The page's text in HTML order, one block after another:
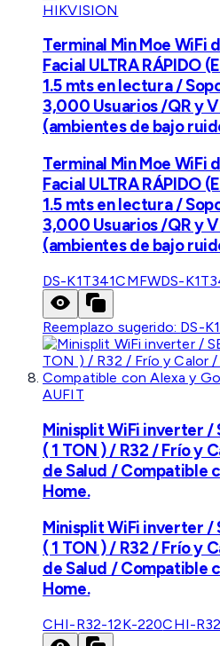
HIKVISION
Terminal Min Moe WiFi
Facial ULTRA RÁPIDO
1.5 mts en lectura /
3,000 Usuarios /QR y
(ambientes de bajo
Terminal Min Moe WiFi
Facial ULTRA RÁPIDO
1.5 mts en lectura /
3,000 Usuarios /QR y
(ambientes de bajo
DS-K1T341CMFWDS-
Reemplazo sugerido: DS-
AUFIT
Minisplit WiFi inverter /
( 1 TON ) / R32 / Frío y
de Salud / Compatible
Home.
Minisplit WiFi inverter /
( 1 TON ) / R32 / Frío y
de Salud / Compatible
Home.
CHI-R32-12K-220CHI-